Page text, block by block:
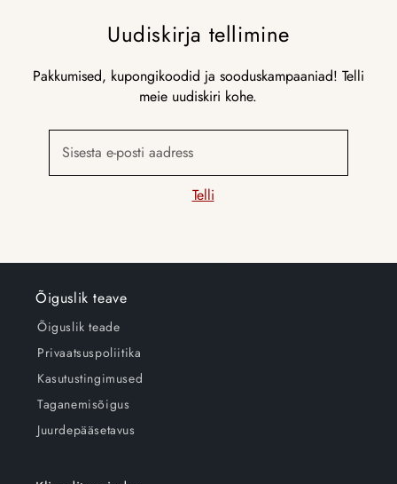
Uudiskirja tellimine
Pakkumised, kupongikoodid ja sooduskampaaniad! Telli
meie uudiskiri kohe.
Sisesta e-posti aadress
Telli
Õiguslik teave
Õiguslik teade
Privaatsuspoliitika
Kasutustingimused
Taganemisõigus
Juurdepääsetavus